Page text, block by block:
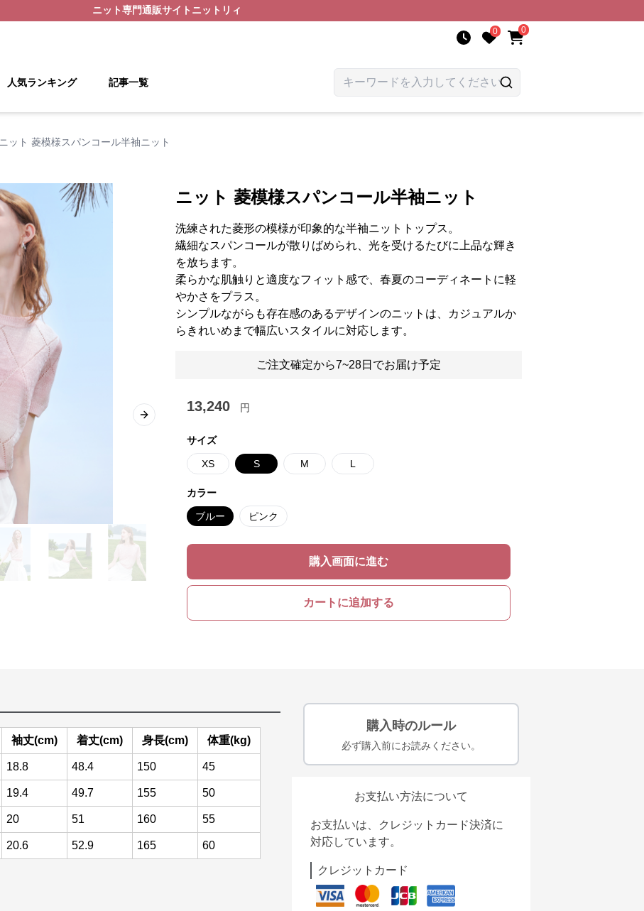
ニット専門通販サイト ニットリィ
0 0
人気ランキング 記事一覧
ニット 菱模様スパンコール半袖ニット
Next slide
ニット 菱模様スパンコール半袖ニット
洗練された菱形の模様が印象的な半袖ニットトップス。
繊細なスパンコールが散りばめられ、光を受けるたびに上品な輝き
を放ちます。
柔らかな肌触りと適度なフィット感で、春夏のコーディネートに軽
やかさをプラス。
シンプルながらも存在感のあるデザインのニットは、カジュアルか
らきれいめまで幅広いスタイルに対応します。
ご注文確定から7~28日でお届け予定
13,240 円
サイズ
XS S M L
カラー
ブルー ピンク
購入画面に進む
カートに追加する
袖丈(cm) 着丈(cm) 身長(cm) 体重(kg)
18.8 48.4 150 45
19.4 49.7 155 50
20 51 160 55
20.6 52.9 165 60
購入時のルール
必ず購入前にお読みください。
お支払い方法について
お支払いは、クレジットカード決済に
対応しています。
クレジットカード